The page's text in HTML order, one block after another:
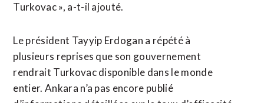
Turkovac », a-t-il ajouté.
Le président Tayyip Erdogan a répété à
plusieurs reprises que son gouvernement
rendrait Turkovac disponible dans le monde
entier. Ankara n’a pas encore publié